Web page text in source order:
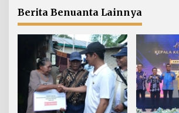
Perbatasan
Berita Benuanta Lainnya